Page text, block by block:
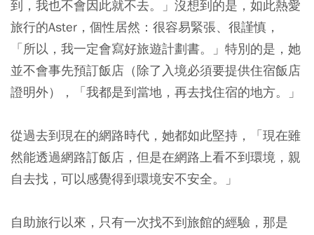
到，我也不會因此就不去。」沒想到的是，如此熱愛
旅行的Aster，個性居然：很容易緊張、很謹慎，
「所以，我一定會寫好旅遊計劃書。」特別的是，她
並不會事先預訂飯店（除了入境必須要提供住宿飯店
證明外），「我都是到當地，再去找住宿的地方。」
從過去到現在的網路時代，她都如此堅持，「現在雖
然能透過網路訂飯店，但是在網路上看不到環境，親
自去找，可以感覺得到環境安不安全。」
自助旅行以來，只有一次找不到旅館的經驗，那是